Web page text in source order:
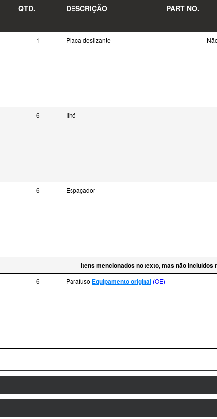
QTD. DESCRIÇÃO PART NO.
1 Placa deslizante
6 Ilhó
6 Espaçador
Itens mencionados no texto, mas não incluídos
6 Parafuso Equipamento original (OE)